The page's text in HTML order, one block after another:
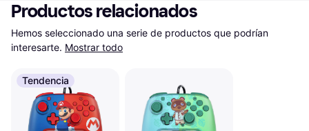
Productos relacionados
Hemos seleccionado una serie de productos que podrían
interesarte. Mostrar todo
Tendencia